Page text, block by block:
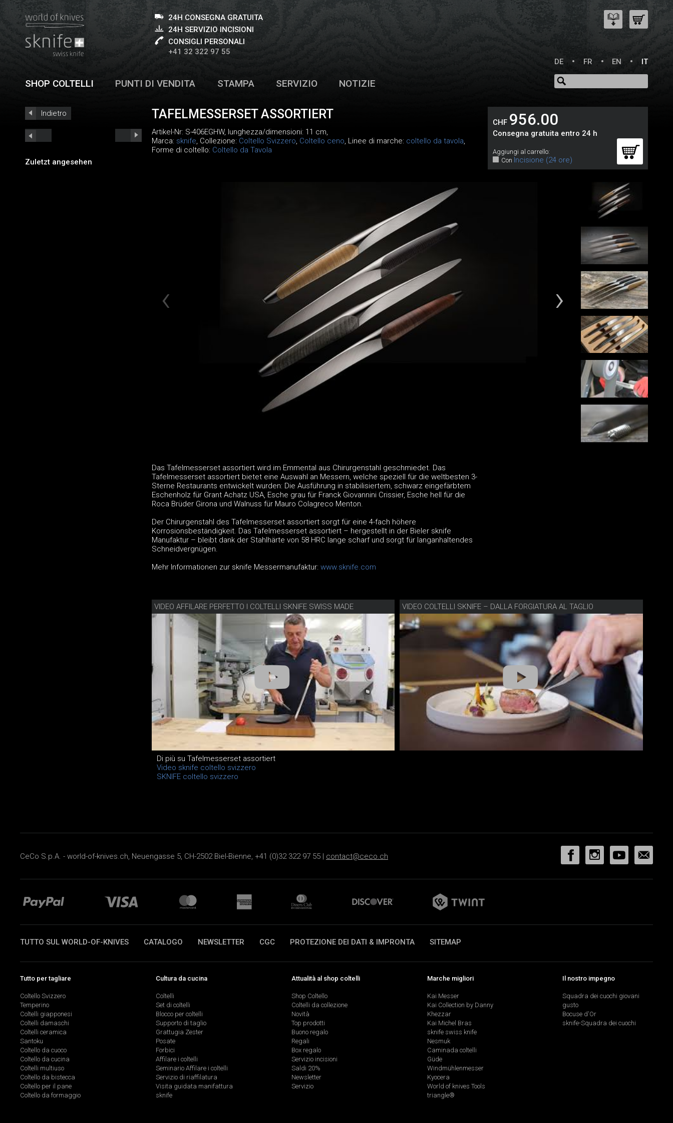
24H CONSEGNA GRATUITA
24H SERVIZIO INCISIONI
CONSIGLI PERSONALI
+41 32 322 97 55
DE
FR EN IT
SHOP COLTELLI PUNTI DI VENDITA STAMPA SERVIZIO NOTIZIE
Indietro
Zuletzt angesehen
TAFELMESSERSET ASSORTIERT
Artikel-Nr: S-406EGHW, lunghezza/dimensioni: 11 cm,
Marca: sknife, Collezione: Coltello Svizzero, Coltello ceno, Linee di marche: coltello da tavola,
Forme di coltello: Coltello da Tavola
CHF 956.00
Consegna gratuita entro 24 h
Aggiungi al carrello:
Con Incisione (24 ore)
Das Tafelmesserset assortiert wird im Emmental aus Chirurgenstahl geschmiedet. Das
Tafelmesserset assortiert bietet eine Auswahl an Messern, welche speziell für die weltbesten 3-
Sterne Restaurants entwickelt wurden: Die Ausführung in stabilisiertem, schwarz eingefärbtem
Eschenholz für Grant Achatz USA, Esche grau für Franck Giovannini Crissier, Esche hell für die
Roca Brüder Girona und Walnuss für Mauro Colagreco Menton.
Der Chirurgenstahl des Tafelmesserset assortiert sorgt für eine 4-fach höhere
Korrosionsbeständigkeit. Das Tafelmesserset assortiert – hergestellt in der Bieler sknife
Manufaktur – bleibt dank der Stahlhärte von 58 HRC lange scharf und sorgt für langanhaltendes
Schneidvergnügen.
Mehr Informationen zur sknife Messermanufaktur: www.sknife.com
VIDEO AFFILARE PERFETTO I COLTELLI SKNIFE SWISS MADE VIDEO COLTELLI SKNIFE – DALLA FORGIATURA AL TAGLIO
Di più su Tafelmesserset assortiert
Video sknife coltello svizzero
SKNIFE coltello svizzero
CeCo S.p.A. - world-of-knives.ch, Neuengasse 5, CH-2502 Biel-Bienne, +41 (0)32 322 97 55 | contact@ceco.ch
TUTTO SUL WORLD-OF-KNIVES CATALOGO NEWSLETTER CGC PROTEZIONE DEI DATI & IMPRONTA SITEMAP
Tutto per tagliare
Coltello Svizzero
Temperino
Coltelli giapponesi
Coltelli damaschi
Coltelli ceramica
Santoku
Coltello da cuoco
Coltello da cucina
Coltelli multiuso
Coltello da bistecca
Coltello per il pane
Coltello da formaggio
Cultura da cucina
Coltelli
Set di coltelli
Blocco per coltelli
Supporto di taglio
Grattugia Zester
Posate
Forbici
Affilare i coltelli
Seminario Affilare i coltelli
Servizio di riaffilatura
Visita guidata manifattura
sknife
Attualità al shop coltelli
Shop Coltello
Coltelli da collezione
Novità
Top prodotti
Buono regalo
Regali
Box regalo
Servizio incisioni
Saldi 20%
Newsletter
Servizio
Marche migliori
Kai Messer
Kai Collection by Danny
Khezzar
Kai Michel Bras
sknife swiss knife
Nesmuk
Caminada coltelli
Güde
Windmühlenmesser
Kyocera
World of knives Tools
triangle®
Il nostro impegno
Squadra dei cuochi giovani
gusto
Bocuse d'Or
sknife-Squadra dei cuochi